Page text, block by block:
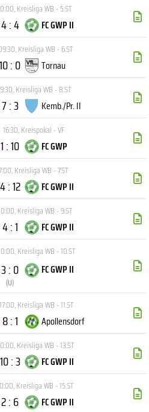
,Kreisliga WB - 5.ST
4 : 4
FC GWP II
,Kreisliga WB - 6.ST
10 : 0
Tornau
,Kreisliga WB - 8.ST
7 : 3
Kemb./Pr. II
16:30,Kreispokal - VF
1 : 10
FC GWP
,Kreisliga WB - 7.ST
4 : 12
FC GWP II
,Kreisliga WB - 9.ST
4 : 1
FC GWP II
,Kreisliga WB - 10.ST
3 : 0
(U)
FC GWP II
17:00,Kreisliga WB - 11.ST
8 : 1
Apollensdorf
,Kreisliga WB - 13.ST
10 : 3
FC GWP II
,Kreisliga WB - 15.ST
2 : 6
FC GWP II